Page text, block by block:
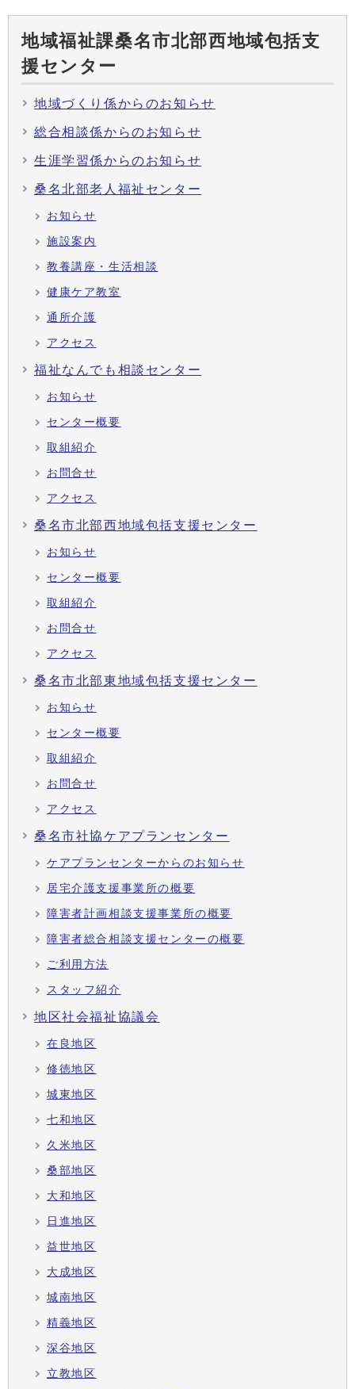
地域福祉課桑名市北部西地域包括支
援センター
地域づくり係からのお知らせ
総合相談係からのお知らせ
生涯学習係からのお知らせ
桑名北部老人福祉センター
お知らせ
施設案内
教養講座・生活相談
健康ケア教室
通所介護
アクセス
福祉なんでも相談センター
お知らせ
センター概要
取組紹介
お問合せ
アクセス
桑名市北部西地域包括支援センター
お知らせ
センター概要
取組紹介
お問合せ
アクセス
桑名市北部東地域包括支援センター
お知らせ
センター概要
取組紹介
お問合せ
アクセス
桑名市社協ケアプランセンター
ケアプランセンターからのお知らせ
居宅介護支援事業所の概要
障害者計画相談支援事業所の概要
障害者総合相談支援センターの概要
ご利用方法
スタッフ紹介
地区社会福祉協議会
在良地区
修徳地区
城東地区
七和地区
久米地区
桑部地区
大和地区
日進地区
益世地区
大成地区
城南地区
精義地区
深谷地区
立教地区